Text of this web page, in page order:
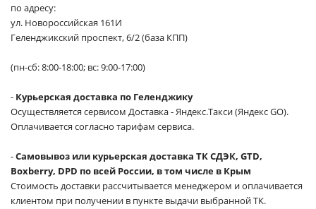
по адресу:
ул. Новороссийская 161И
Геленджикский проспект, 6/2 (база КПП)
(пн-сб: 8:00-18:00; вс: 9:00-17:00)
- Курьерская доставка по Геленджику
Осуществляется сервисом Доставка - Яндекс.Такси (Яндекс GO).
Оплачивается согласно тарифам сервиса.
-Самовывоз или курьерская доставка ТК СДЭК, GTD,
Boxberry, DPD по всей России, в том числе в Крым
Стоимость доставки рассчитывается менеджером и оплачивается
клиентом при получении в пункте выдачи выбранной ТК.